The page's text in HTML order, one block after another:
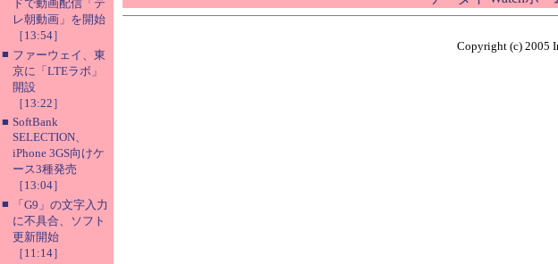
ドで動画配信「テ
レ朝動画」を開始
［13:54］
■ ファーウェイ、東
京に「LTEラボ」
開設
［13:22］
■ SoftBank
SELECTION、
iPhone 3GS向けケ
ース3種発売
［13:04］
■
「G9」の文字入力
に不具合、ソフト
更新開始
［11:14］
Copyright (c) 2005